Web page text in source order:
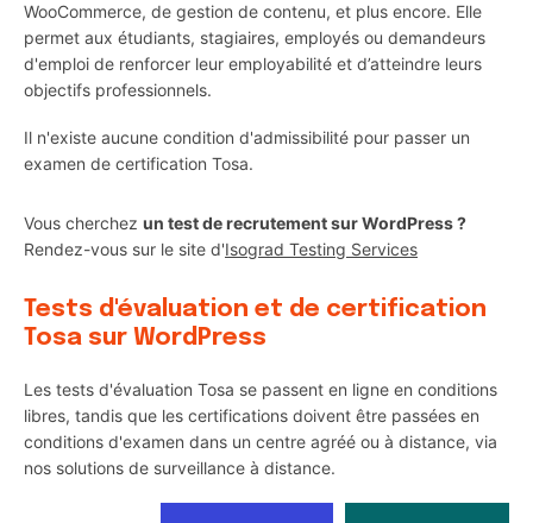
WooCommerce, de gestion de contenu, et plus encore. Elle
permet aux étudiants, stagiaires, employés ou demandeurs
d'emploi de renforcer leur employabilité et d’atteindre leurs
objectifs professionnels.
Il n'existe aucune condition d'admissibilité pour passer un
examen de certification Tosa.
Vous cherchez un test de recrutement sur WordPress ?
Rendez-vous sur le site d'Isograd Testing Services
Tests d'évaluation et de certification
Tosa sur WordPress
Les tests d'évaluation Tosa se passent en ligne en conditions
libres, tandis que les certifications doivent être passées en
conditions d'examen dans un centre agréé ou à distance, via
nos solutions de surveillance à distance.